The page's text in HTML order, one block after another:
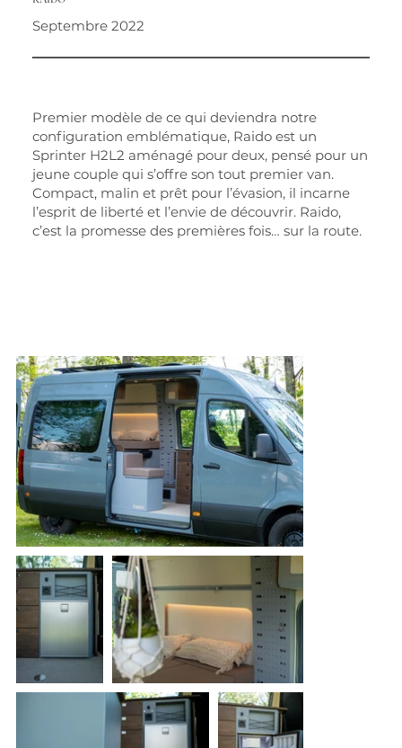
Septembre 2022
Premier modèle de ce qui deviendra notre
configuration emblématique, Raido est un
Sprinter H2L2 aménagé pour deux, pensé pour un
jeune couple qui s’offre son tout premier van.
Compact, malin et prêt pour l’évasion, il incarne
l’esprit de liberté et l’envie de découvrir. Raido,
c’est la promesse des premières fois… sur la route.